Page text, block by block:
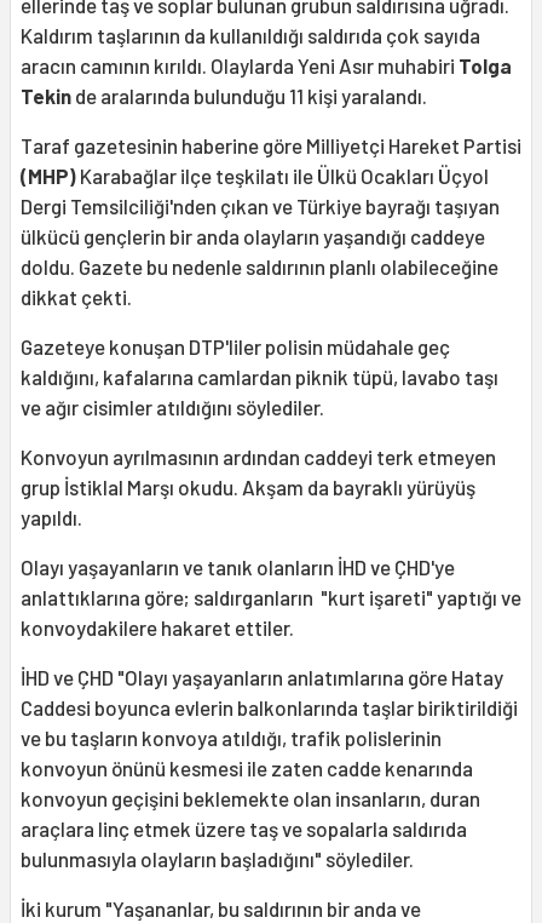
ellerinde taş ve soplar bulunan grubun saldırısına uğradı.
Kaldırım taşlarının da kullanıldığı saldırıda çok sayıda
aracın camının kırıldı. Olaylarda Yeni Asır muhabiri Tolga
Tekin de aralarında bulunduğu 11 kişi yaralandı.
Taraf gazetesinin haberine göre Milliyetçi Hareket Partisi
(MHP) Karabağlar ilçe teşkilatı ile Ülkü Ocakları Üçyol
Dergi Temsilciliği'nden çıkan ve Türkiye bayrağı taşıyan
ülkücü gençlerin bir anda olayların yaşandığı caddeye
doldu. Gazete bu nedenle saldırının planlı olabileceğine
dikkat çekti.
Gazeteye konuşan DTP'liler polisin müdahale geç
kaldığını, kafalarına camlardan piknik tüpü, lavabo taşı
ve ağır cisimler atıldığını söylediler.
Konvoyun ayrılmasının ardından caddeyi terk etmeyen
grup İstiklal Marşı okudu. Akşam da bayraklı yürüyüş
yapıldı.
Olayı yaşayanların ve tanık olanların İHD ve ÇHD'ye
anlattıklarına göre; saldırganların "kurt işareti" yaptığı ve
konvoydakilere hakaret ettiler.
İHD ve ÇHD "Olayı yaşayanların anlatımlarına göre Hatay
Caddesi boyunca evlerin balkonlarında taşlar biriktirildiği
ve bu taşların konvoya atıldığı, trafik polislerinin
konvoyun önünü kesmesi ile zaten cadde kenarında
konvoyun geçişini beklemekte olan insanların, duran
araçlara linç etmek üzere taş ve sopalarla saldırıda
bulunmasıyla olayların başladığını" söylediler.
İki kurum "Yaşananlar, bu saldırının bir anda ve